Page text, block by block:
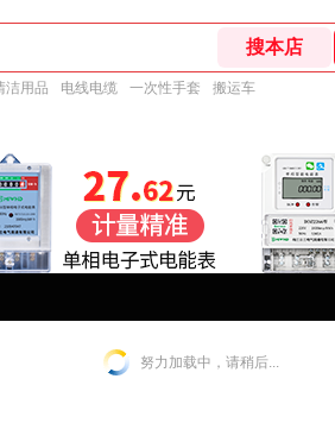
洁用品 电线电缆 一次性手套 搬运车
努力加载中，请稍后...